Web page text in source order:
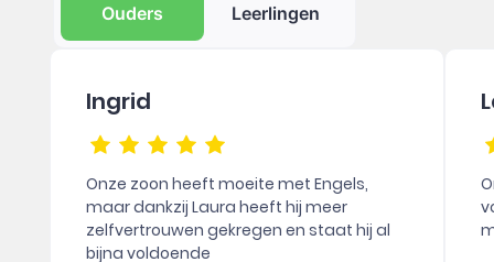
Ouders Leerlingen
Ingrid
Onze zoon heeft moeite met Engels,
maar dankzij Laura heeft hij meer
zelfvertrouwen gekregen en staat hij al
bijna voldoende